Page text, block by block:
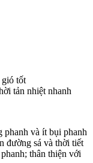
gió tốt
tản nhiệt nhanh
phanh và ít bụi phanh
đường sá và thời tiết
thân thiện với